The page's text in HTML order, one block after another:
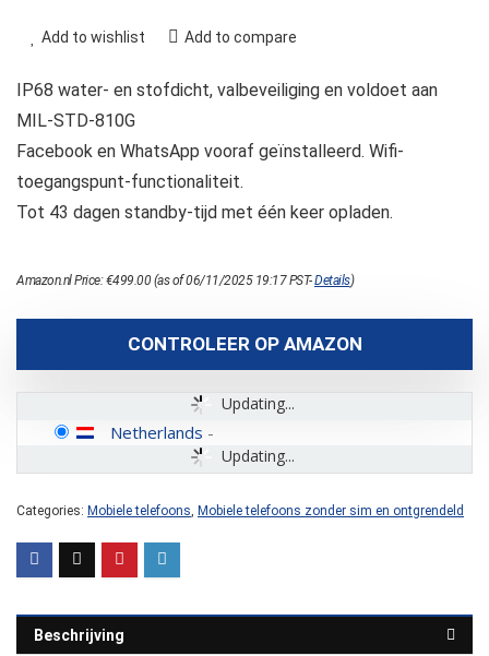
Add to wishlist Add to compare
IP68 water- en stofdicht, valbeveiliging en voldoet aan
MIL-STD-810G
Facebook en WhatsApp vooraf geïnstalleerd. Wifi-
toegangspunt-functionaliteit.
Tot 43 dagen standby-tijd met één keer opladen.
Amazon.nl Price:€499.00(as of 06/11/2025 19:17 PST-Details)
CONTROLEER OP AMAZON
Updating...
Updating...
Netherlands -
Categories: Mobiele telefoons Mobiele telefoons zonder sim en ontgrendeld
Beschrijving